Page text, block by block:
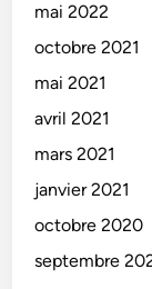
mai 2022
octobre 2021
mai 2021
avril 2021
mars 2021
janvier 2021
octobre 2020
septembre